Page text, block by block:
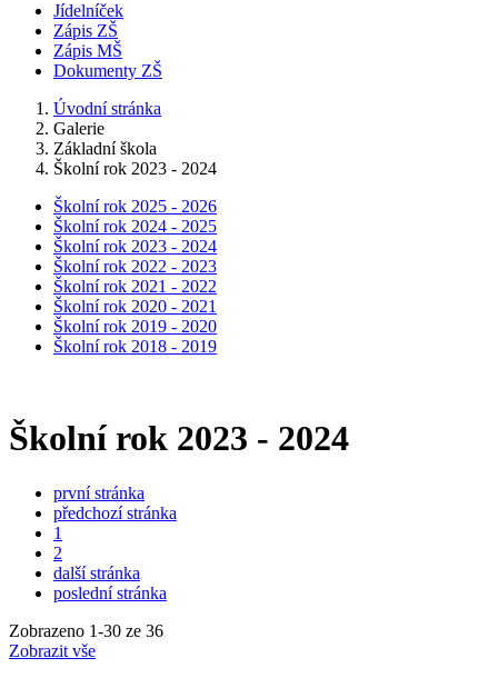
Jídelníček
Zápis ZŠ
Zápis MŠ
Dokumenty ZŠ
Úvodní stránka
Galerie
Základní škola
Školní rok 2023 - 2024
Školní rok 2025 - 2026
Školní rok 2024 - 2025
Školní rok 2023 - 2024
Školní rok 2022 - 2023
Školní rok 2021 - 2022
Školní rok 2020 - 2021
Školní rok 2019 - 2020
Školní rok 2018 - 2019
Školní rok 2023 - 2024
první stránka
předchozí stránka
1
2
další stránka
poslední stránka
Zobrazeno 1-30 ze 36
Zobrazit vše